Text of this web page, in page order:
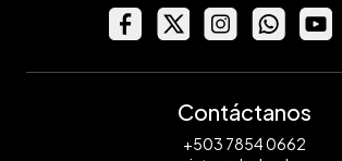
Contáctanos
+503 7854 0662